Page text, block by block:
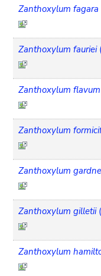
Zanthoxylum fagara
Zanthoxylum fauriei
Zanthoxylum flavum
Zanthoxylum
Zanthoxylum
Zanthoxylum gilletii
Zanthoxylum